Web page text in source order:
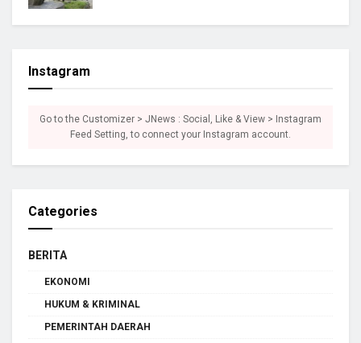
Instagram
Go to the Customizer > JNews : Social, Like & View > Instagram
Feed Setting, to connect your Instagram account.
Categories
BERITA
EKONOMI
HUKUM & KRIMINAL
PEMERINTAH DAERAH